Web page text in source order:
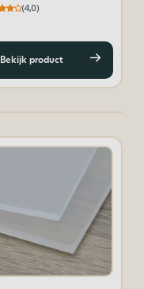
(4,0)
Bekijk product